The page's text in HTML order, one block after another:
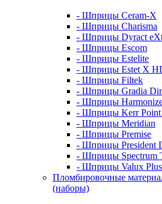
- Шприцы Ceram-X
- Шприцы Charisma
- Шприцы Dyract
- Шприцы Escom
- Шприцы Estelite
- Шприцы Estet X
- Шприцы Filtek
- Шприцы Gradia
- Шприцы
- Шприцы Kerr Point
- Шприцы Meridian
- Шприцы Premise
- Шприцы President
- Шприцы Spectrum
- Шприцы Valux Plus
Пломбировочные
(наборы)